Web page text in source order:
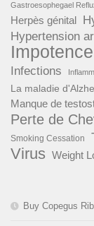
Gastroesophegael
Herpès génital
Hypertension
Infections
La maladie
Manque de
Perte de
Smoking Cessation
Virus Weight
Buy Copegus